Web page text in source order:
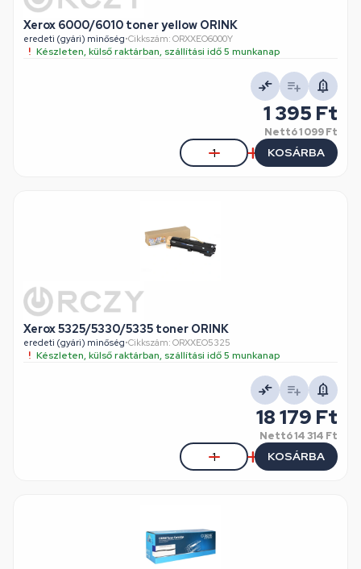
Xerox 6000/6010 toner yellow ORINK
eredeti (gyári) minőség•Cikkszám: ORXXEO6000Y
Készleten, külső raktárban, szállítási idő 5 munkanap
1 395 Ft
Nettó1 099 Ft
KOSÁRBA
Xerox 5325/5330/5335 toner ORINK
eredeti (gyári) minőség•Cikkszám: ORXXEO5325
Készleten, külső raktárban, szállítási idő 5 munkanap
18 179 Ft
Nettó14 314 Ft
KOSÁRBA